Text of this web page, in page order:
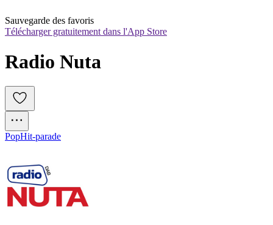
Sauvegarde des favoris
Télécharger gratuitement dans l'App Store
Radio Nuta
PopHit-parade